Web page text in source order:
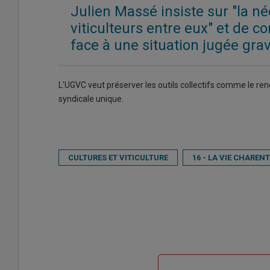
Julien Massé insiste sur "la
viticulteurs entre eux" et de
face à une situation jugée
L'UGVC veut préserver les outils collectifs comme le
syndicale unique.
CULTURES ET VITICULTURE 16 - LA VIE